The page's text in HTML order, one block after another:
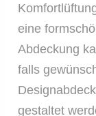
eine
Abdeckung
falls
gestaltet